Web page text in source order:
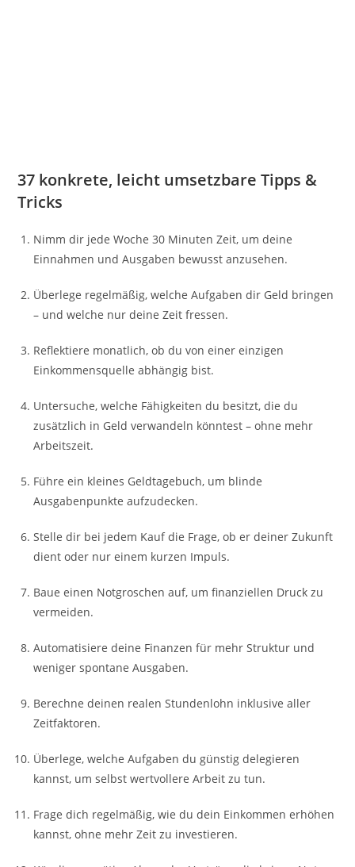
37 konkrete, leicht umsetzbare Tipps &
Tricks
Nimm dir jede Woche 30 Minuten Zeit, um deine
Einnahmen und Ausgaben bewusst anzusehen.
Überlege regelmäßig, welche Aufgaben dir Geld bringen
– und welche nur deine Zeit fressen.
Reflektiere monatlich, ob du von einer einzigen
Einkommensquelle abhängig bist.
Untersuche, welche Fähigkeiten du besitzt, die du
zusätzlich in Geld verwandeln könntest – ohne mehr
Arbeitszeit.
Führe ein kleines Geldtagebuch, um blinde
Ausgabenpunkte aufzudecken.
Stelle dir bei jedem Kauf die Frage, ob er deiner Zukunft
dient oder nur einem kurzen Impuls.
Baue einen Notgroschen auf, um finanziellen Druck zu
vermeiden.
Automatisiere deine Finanzen für mehr Struktur und
weniger spontane Ausgaben.
Berechne deinen realen Stundenlohn inklusive aller
Zeitfaktoren.
Überlege, welche Aufgaben du günstig delegieren
kannst, um selbst wertvollere Arbeit zu tun.
Frage dich regelmäßig, wie du dein Einkommen erhöhen
kannst, ohne mehr Zeit zu investieren.